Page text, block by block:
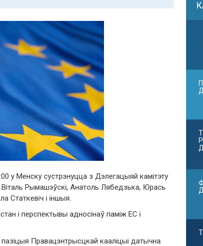
у Менску сустрэнуцца з Дэлегацыяй камітэту
Рымашэўскі, Анатоль Лябедзька, Юрась
Статкевіч і іншыя.
і перспектывы адносінаў паміж ЕС і
Правацэнтрысцкай кааліцыі датычна